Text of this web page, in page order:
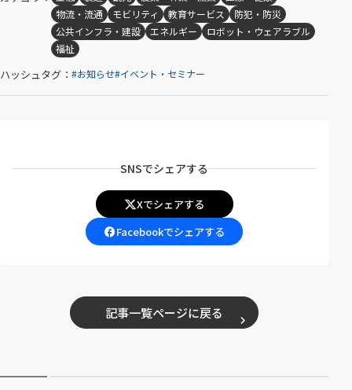
ル
を
ウ
で
開
く
物流・流通
モビリティ 教育サービス
防犯・防災
公共インフラ・建設
エネルギー
ロボット・ウェアラブル
福祉
ハッシュタグ： お知らせ イベント・セミナー
SNSでシェアする
Xでシェアする
（
別
ウ
ウ
く
Facebookでシェアする
（
ィ
ン
ド
記事一覧ページに戻る